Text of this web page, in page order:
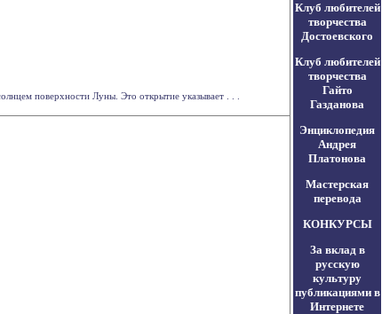
поверхности Луны. Это открытие указывает . . .
Клуб любителей
творчества
Достоевского
Клуб любителей
творчества
Гайто
Газданова
Энциклопедия
Андрея
Платонова
Мастерская
перевода
КОНКУРСЫ
За вклад в
русскую
культуру
публикациями в
Интернете